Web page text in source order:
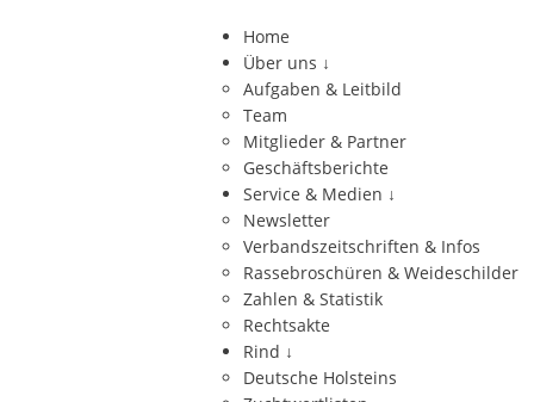
Home
Über uns ↓
Aufgaben & Leitbild
Team
Mitglieder & Partner
Geschäftsberichte
Service & Medien ↓
Newsletter
Verbandszeitschriften & Infos
Rassebroschüren & Weideschilder
Zahlen & Statistik
Rechtsakte
Rind ↓
Deutsche Holsteins